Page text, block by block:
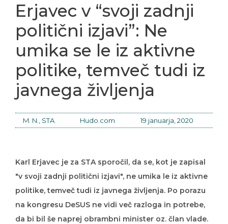
Erjavec v “svoji zadnji
politični izjavi”: Ne
umika se le iz aktivne
politike, temveč tudi iz
javnega življenja
M. N., STA Hudo.com 19 januarja, 2020
Karl Erjavec je za STA sporočil, da se, kot je zapisal
"v svoji zadnji politični izjavi", ne umika le iz aktivne
politike, temveč tudi iz javnega življenja. Po porazu
na kongresu DeSUS ne vidi več razloga in potrebe,
da bi bil še naprej obrambni minister oz. član vlade.